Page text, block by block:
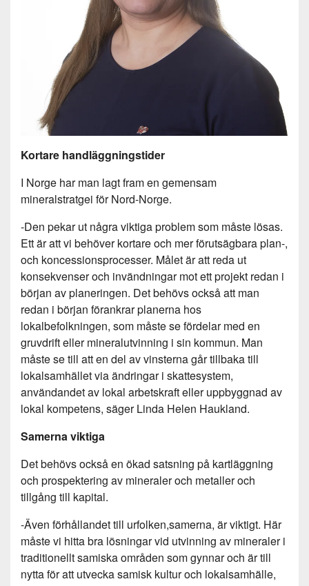
Kortare handläggningstider
I Norge har man lagt fram en gemensam
mineralstratgei för Nord-Norge.
-Den pekar ut några viktiga problem som måste lösas.
Ett är att vi behöver kortare och mer förutsägbara plan-,
och koncessionsprocesser. Målet är att reda ut
konsekvenser och invändningar mot ett projekt redan i
början av planeringen. Det behövs också att man
redan i början förankrar planerna hos
lokalbefolkningen, som måste se fördelar med en
gruvdrift eller mineralutvinning i sin kommun. Man
måste se till att en del av vinsterna går tillbaka till
lokalsamhället via ändringar i skattesystem,
användandet av lokal arbetskraft eller uppbyggnad av
lokal kompetens, säger Linda Helen Haukland.
Samerna viktiga
Det behövs också en ökad satsning på kartläggning
och prospektering av mineraler och metaller och
tillgång till kapital.
-Även förhållandet till urfolken,samerna, är viktigt. Här
måste vi hitta bra lösningar vid utvinning av mineraler i
traditionellt samiska områden som gynnar och är till
nytta för att utvecka samisk kultur och lokalsamhälle,